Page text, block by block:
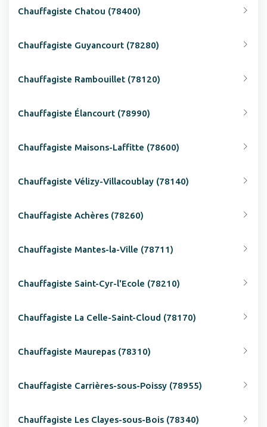
Chauffagiste Chatou (78400)
Chauffagiste Guyancourt (78280)
Chauffagiste Rambouillet (78120)
Chauffagiste Élancourt (78990)
Chauffagiste Maisons-Laffitte (78600)
Chauffagiste Vélizy-Villacoublay (78140)
Chauffagiste Achères (78260)
Chauffagiste Mantes-la-Ville (78711)
Chauffagiste Saint-Cyr-l'Ecole (78210)
Chauffagiste La Celle-Saint-Cloud (78170)
Chauffagiste Maurepas (78310)
Chauffagiste Carrières-sous-Poissy (78955)
Chauffagiste Les Clayes-sous-Bois (78340)